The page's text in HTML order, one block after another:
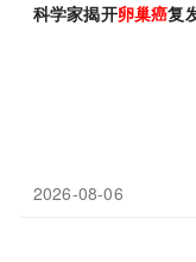
科学家揭开卵巢癌复
2026-08-06